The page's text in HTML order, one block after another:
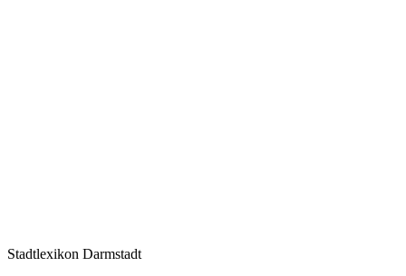
Stadtlexikon Darmstadt